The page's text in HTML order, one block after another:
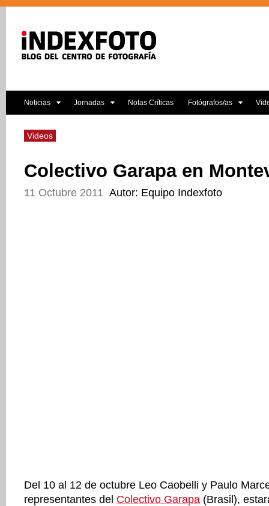
Noticias Jornadas Notas Críticas Fotógrafos/as
Videos
Colectivo Garapa en
11 Octubre 2011 Autor: Equipo Indexfoto
Del 10 al 12 de octubre Leo Caobelli y Paulo
representantes del Colectivo Garapa (Brasil),